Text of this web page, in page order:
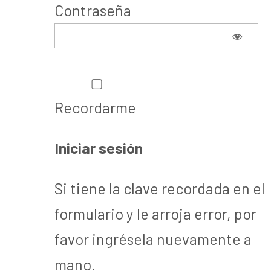
Contraseña
Recordarme
Si tiene la clave recordada en el
formulario y le arroja error, por
favor ingrésela nuevamente a
mano.